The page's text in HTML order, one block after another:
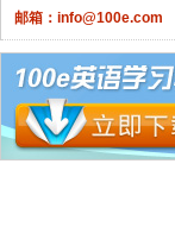
邮箱：info@100e.com